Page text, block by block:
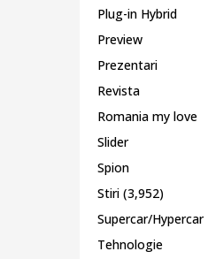
Plug-in Hybrid
Preview
Prezentari
Revista
Romania my love
Slider
Spion
Stiri (3,952)
Supercar/Hypercar
Tehnologie